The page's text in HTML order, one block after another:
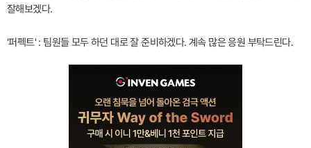
잘해보겠다.
'퍼펙트' : 팀원들 모두 하던 대로 잘 준비하겠다. 계속 많은 응원 부탁드린다.